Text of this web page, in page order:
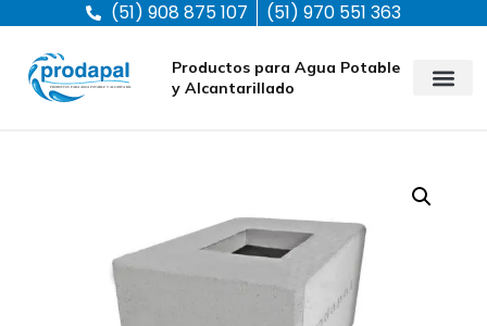
(51) 908 875 107 (51) 970 551 363
Productos para Agua Potable
y Alcantarillado